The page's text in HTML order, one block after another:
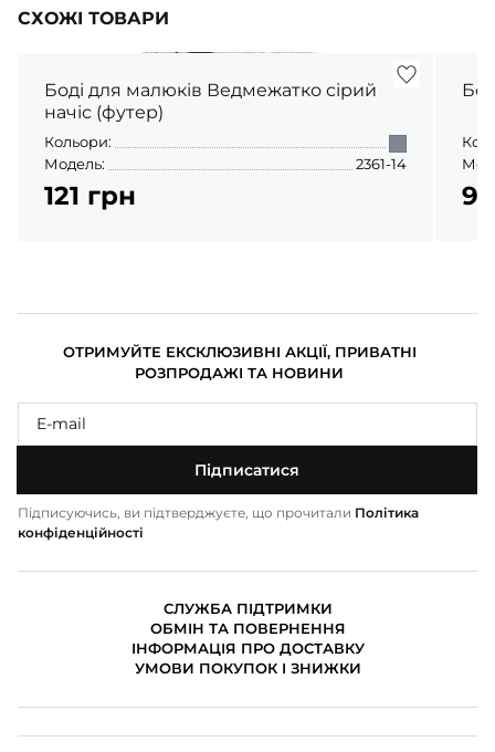
СХОЖІ ТОВАРИ
Боді для малюків Ведмежатко сірий
начіс (футер)
Кольори:
Модель:
2361-14
121 грн
ОТРИМУЙТЕ ЕКСКЛЮЗИВНІ АКЦІЇ, ПРИВАТНІ
РОЗПРОДАЖІ ТА НОВИНИ
Підписатися
Підписуючись, ви підтверджуєте, що прочитали Політика
конфіденційності
СЛУЖБА ПІДТРИМКИ
ОБМІН ТА ПОВЕРНЕННЯ
ІНФОРМАЦІЯ ПРО ДОСТАВКУ
УМОВИ ПОКУПОК І ЗНИЖКИ